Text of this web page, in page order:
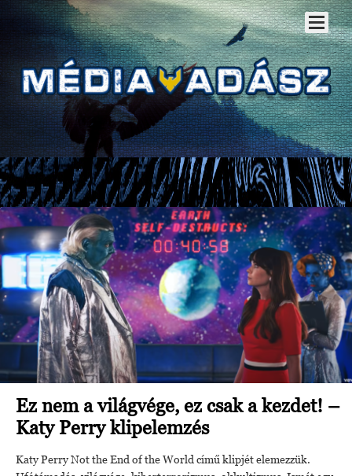
Ez nem a világvége, ez csak a kezdet! –
Katy Perry klipelemzés
Katy Perry Not the End of the World című klipjét elemezzük.